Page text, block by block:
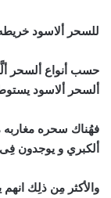
للسحر ألاسود
حسب أنواع ألسحر
ألسحر ألاسود
فهُناك سحره
ألكبري و يوجدون فِى
والأكثر مِن ذلِك